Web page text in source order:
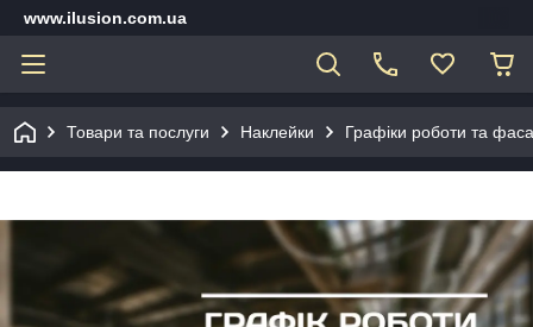
www.ilusion.com.ua
Товари та послуги Наклейки Графіки роботи та